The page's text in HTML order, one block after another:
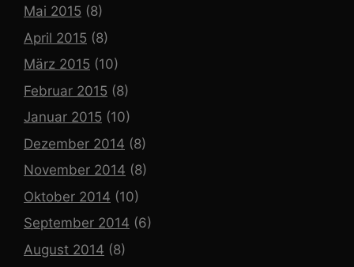
Mai 2015 (8)
April 2015 (8)
März 2015 (10)
Februar 2015 (8)
Januar 2015 (10)
Dezember 2014 (8)
November 2014 (8)
Oktober 2014 (10)
September 2014 (6)
August 2014 (8)